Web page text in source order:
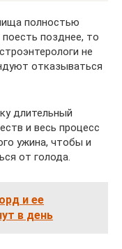
полностью
позднее, то
не
отказываться
длительный
и весь процесс
ужина, чтобы и
от голода.
и ее
в день